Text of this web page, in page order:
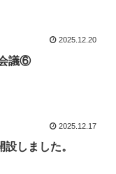
2025.12.20
議⑥
2025.12.17
しました。